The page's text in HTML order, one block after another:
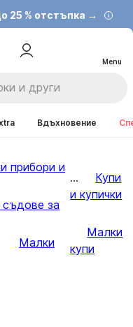
25 % отстъпка →
Menu
Вдъхновение
прибори и
съдове за
Малки
...
Купи
и купички
Малки
купи